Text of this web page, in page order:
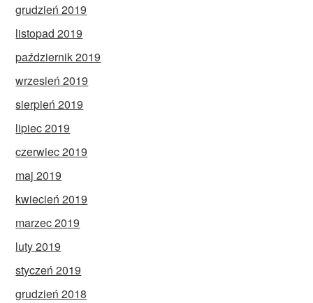
grudzień 2019
listopad 2019
październik 2019
wrzesień 2019
sierpień 2019
lipiec 2019
czerwiec 2019
maj 2019
kwiecień 2019
marzec 2019
luty 2019
styczeń 2019
grudzień 2018